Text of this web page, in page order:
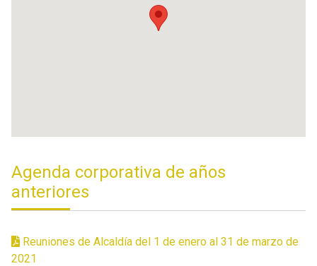
Agenda corporativa de años
anteriores
Reuniones de Alcaldía del 1 de enero al 31 de marzo de
2021